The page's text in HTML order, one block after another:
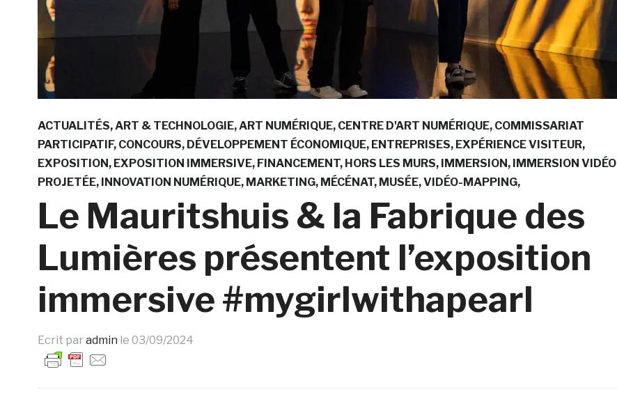
ACTUALITÉS ART & TECHNOLOGIE ART NUMÉRIQUE CENTRE D'ART NUMÉRIQUE COMMISSARIAT
PARTICIPATIF CONCOURS DÉVELOPPEMENT ÉCONOMIQUE ENTREPRISES EXPÉRIENCE VISITEUR
EXPOSITION EXPOSITION IMMERSIVE FINANCEMENT HORS LES MURS IMMERSION IMMERSION VIDÉO
PROJETÉE INNOVATION NUMÉRIQUE MARKETING MÉCÉNAT MUSÉE VIDÉO-MAPPING
Le Mauritshuis & la Fabrique des
Lumières présentent l’exposition
immersive #mygirlwithapearl
Ecrit par admin le 03/09/2024